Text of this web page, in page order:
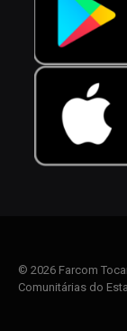
© 2026 Farcom
Comunitárias do